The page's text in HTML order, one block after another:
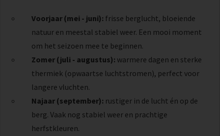
Voorjaar (mei - juni): frisse berglucht, bloeiende
natuur en meestal stabiel weer. Een mooi moment
om het seizoen mee te beginnen.
Zomer (juli - augustus): warmere dagen en sterke
thermiek (opwaartse luchtstromen), perfect voor
langere vluchten.
Najaar (september): rustiger in de lucht én op de
berg. Vaak nog stabiel weer en prachtige
herfstkleuren.